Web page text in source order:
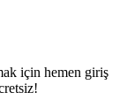
için hemen giriş